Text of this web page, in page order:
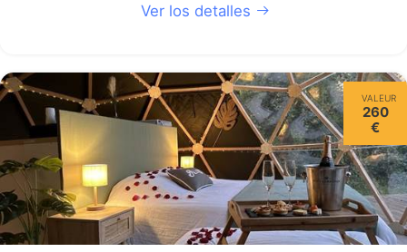
Ver los detalles
VALEUR
260
€